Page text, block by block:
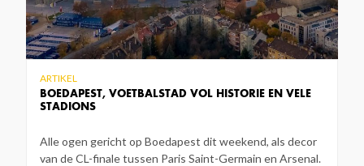
BOEDAPEST, VOETBALSTAD VOL HISTORIE EN VELE
STADIONS
ARTIKEL
Alle ogen gericht op Boedapest dit weekend, als decor
van de CL-finale tussen Paris Saint-Germain en Arsenal.